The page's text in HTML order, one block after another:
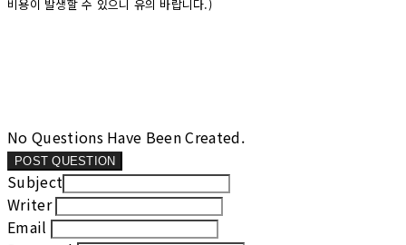
비용이 발생할 수 있으니 유의 바랍니다.)
No Questions Have Been Created.
POST QUESTION
Subject
Writer
Email